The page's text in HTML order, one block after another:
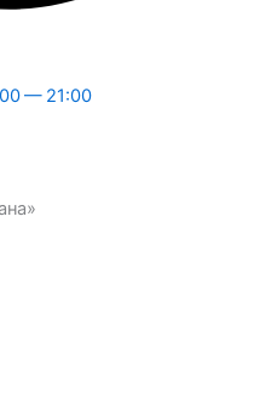
— 21:00